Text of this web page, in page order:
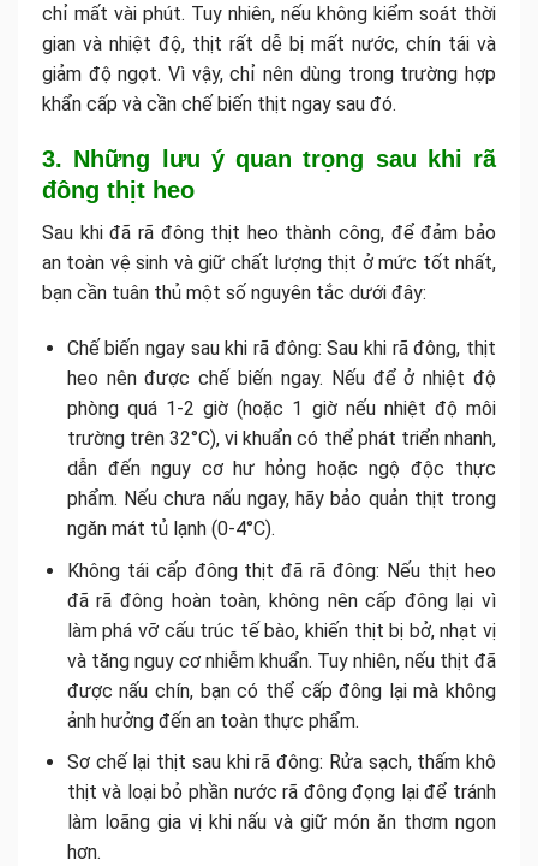
chỉ mất vài phút. Tuy nhiên, nếu không kiểm soát thời
gian và nhiệt độ, thịt rất dễ bị mất nước, chín tái và
giảm độ ngọt. Vì vậy, chỉ nên dùng trong trường hợp
khẩn cấp và cần chế biến thịt ngay sau đó.
3. Những lưu ý quan trọng sau khi rã
đông thịt heo
Sau khi đã rã đông thịt heo thành công, để đảm bảo
an toàn vệ sinh và giữ chất lượng thịt ở mức tốt nhất,
bạn cần tuân thủ một số nguyên tắc dưới đây:
Chế biến ngay sau khi rã đông: Sau khi rã đông, thịt
heo nên được chế biến ngay. Nếu để ở nhiệt độ
phòng quá 1-2 giờ (hoặc 1 giờ nếu nhiệt độ môi
trường trên 32°C), vi khuẩn có thể phát triển nhanh,
dẫn đến nguy cơ hư hỏng hoặc ngộ độc thực
phẩm. Nếu chưa nấu ngay, hãy bảo quản thịt trong
ngăn mát tủ lạnh (0-4°C).
Không tái cấp đông thịt đã rã đông: Nếu thịt heo
đã rã đông hoàn toàn, không nên cấp đông lại vì
làm phá vỡ cấu trúc tế bào, khiến thịt bị bở, nhạt vị
và tăng nguy cơ nhiễm khuẩn. Tuy nhiên, nếu thịt đã
được nấu chín, bạn có thể cấp đông lại mà không
ảnh hưởng đến an toàn thực phẩm.
Sơ chế lại thịt sau khi rã đông: Rửa sạch, thấm khô
thịt và loại bỏ phần nước rã đông đọng lại để tránh
làm loãng gia vị khi nấu và giữ món ăn thơm ngon
hơn.